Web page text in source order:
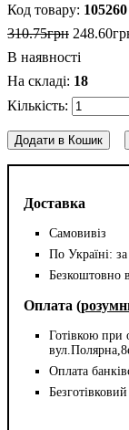
Доставка
Самовивіз
По Україні:
Безкоштовно
Оплата (
Готівкою при
Оплата
105260
310.75грн 248.60
В наявності
18
Додати в Кошик